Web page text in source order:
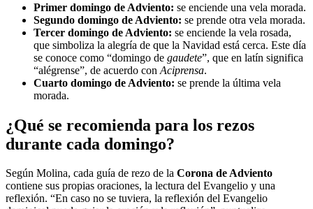
Primer domingo de Adviento: se enciende una vela morada.
Segundo domingo de Adviento: se prende otra vela morada.
Tercer domingo de Adviento: se enciende la vela rosada,
que simboliza la alegría de que la Navidad está cerca. Este día
se conoce como “domingo de gaudete”, que en latín significa
“alégrense”, de acuerdo con Aciprensa.
Cuarto domingo de Adviento: se prende la última vela
morada.
¿Qué se recomienda para los rezos
durante cada domingo?
Según Molina, cada guía de rezo de la Corona de Adviento
contiene sus propias oraciones, la lectura del Evangelio y una
reflexión. “En caso no se tuviera, la reflexión del Evangelio